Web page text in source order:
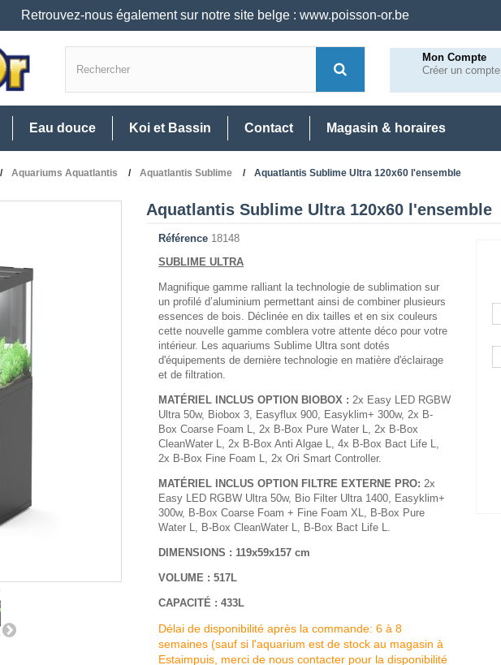
Retrouvez-nous également sur notre site belge : www.poisson-or.be
Mon Compte
Créer un compte
Eau douce Koi et Bassin Contact Magasin & horaires
Aquariums Aquatlantis Aquatlantis Sublime Aquatlantis Sublime Ultra 120x60 l'ensemble
Aquatlantis Sublime Ultra 120x60 l'ensemble
Référence 18148
SUBLIME ULTRA
Magnifique gamme ralliant la technologie de sublimation sur
un profilé d’aluminium permettant ainsi de combiner plusieurs
essences de bois. Déclinée en dix tailles et en six couleurs
cette nouvelle gamme comblera votre attente déco pour votre
intérieur. Les aquariums Sublime Ultra sont dotés
d'équipements de dernière technologie en matière d'éclairage
et de filtration.
MATÉRIEL INCLUS OPTION BIOBOX : 2x Easy LED RGBW
Ultra 50w, Biobox 3, Easyflux 900, Easyklim+ 300w, 2x B-
Box Coarse Foam L, 2x B-Box Pure Water L, 2x B-Box
CleanWater L, 2x B-Box Anti Algae L, 4x B-Box Bact Life L,
2x B-Box Fine Foam L, 2x Ori Smart Controller.
MATÉRIEL INCLUS OPTION FILTRE EXTERNE PRO: 2x
Easy LED RGBW Ultra 50w, Bio Filter Ultra 1400, Easyklim+
300w, B-Box Coarse Foam + Fine Foam XL, B-Box Pure
Water L, B-Box CleanWater L, B-Box Bact Life L.
DIMENSIONS : 119x59x157 cm
VOLUME : 517L
CAPACITÉ : 433L
Délai de disponibilité après la commande: 6 à 8
semaines (sauf si l'aquarium est de stock au magasin à
Estaimpuis, merci de nous contacter pour la disponibilité